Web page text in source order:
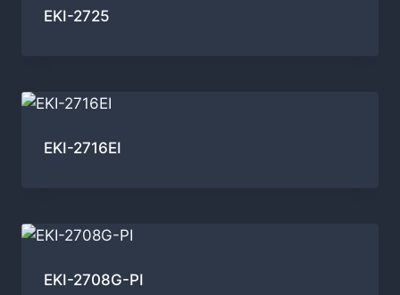
EKI-2725
EKI-2716EI
EKI-2708G-PI